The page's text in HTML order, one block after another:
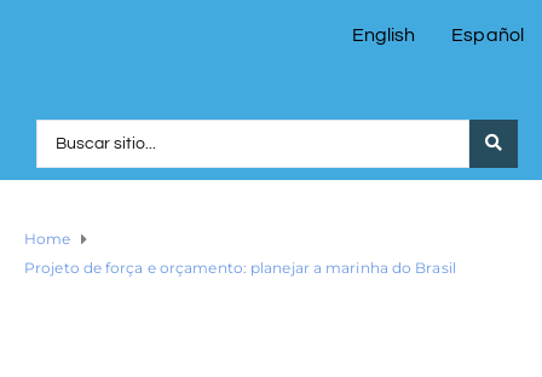
English Español
Home
Projeto de força e orçamento: planejar a marinha do Brasil